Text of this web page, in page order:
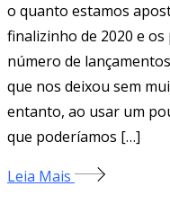
o quanto estamos
finalizinho de 2020 e
número de
que nos deixou sem
entanto, ao usar um
que poderíamos […]
Leia Mais